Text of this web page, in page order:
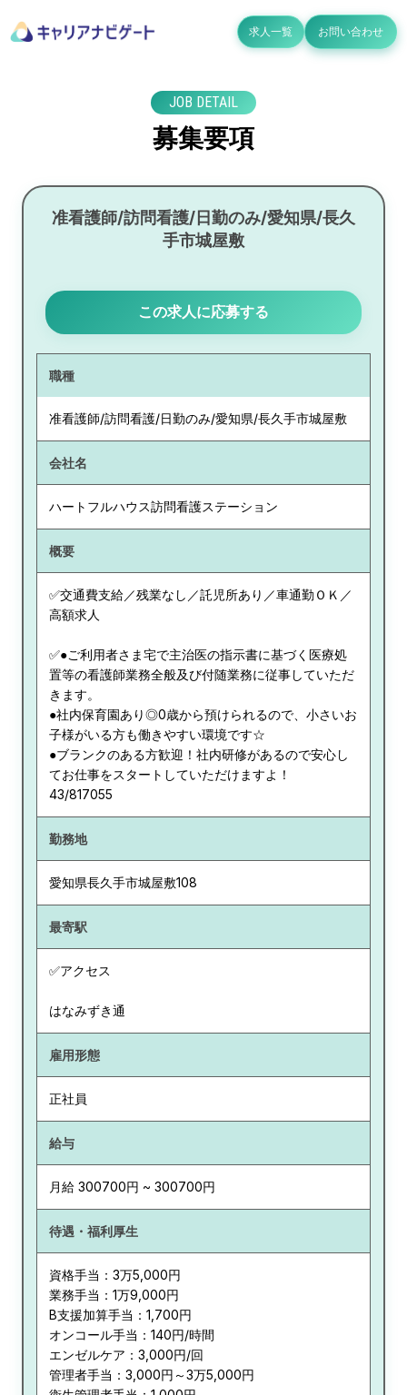
求人一覧 お問い合わせ
JOB DETAIL
募集要項
准看護師/訪問看護/日勤のみ/愛知県/長久
手市城屋敷
この求人に応募する
職種
准看護師/訪問看護/日勤のみ/愛知県/長久手市城屋敷
会社名
ハートフルハウス訪問看護ステーション
概要
✅交通費支給／残業なし／託児所あり／車通勤ＯＫ／
高額求人
✅●ご利用者さま宅で主治医の指示書に基づく医療処
置等の看護師業務全般及び付随業務に従事していただ
きます。
●社内保育園あり◎0歳から預けられるので、小さいお
子様がいる方も働きやすい環境です☆
●ブランクのある方歓迎！社内研修があるので安心し
てお仕事をスタートしていただけますよ！
43/817055
勤務地
愛知県長久手市城屋敷108
最寄駅
✅アクセス
はなみずき通
雇用形態
正社員
給与
月給 300700円 ~ 300700円
待遇・福利厚生
資格手当：3万5,000円
業務手当：1万9,000円
B支援加算手当：1,700円
オンコール手当：140円/時間
エンゼルケア：3,000円/回
管理者手当：3,000円～3万5,000円